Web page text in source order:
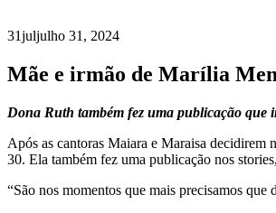
31juljulho 31, 2024
Mãe e irmão de Marília
Dona Ruth também fez uma publicação
Após as cantoras Maiara e Maraisa decidirem
30. Ela também fez uma publicação nos
“São nos momentos que mais precisamos